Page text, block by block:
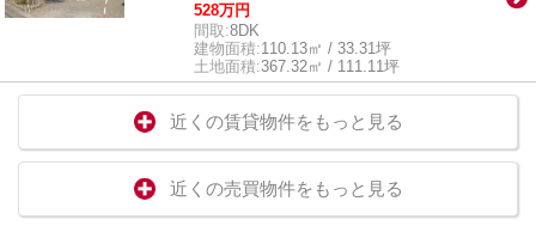
528万円
間取:8DK
建物面積:110.13㎡ / 33.31坪
土地面積:367.32㎡ / 111.11坪
近くの賃貸物件をもっと見る
近くの売買物件をもっと見る